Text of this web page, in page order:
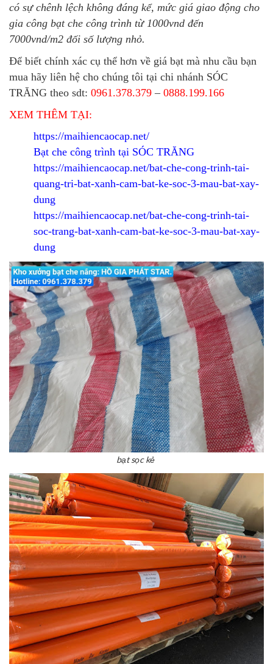
có sự chênh lệch không đáng kể, mức giá giao động cho
gia công bạt che công trình từ 1000vnd đến
7000vnd/m2 đối số lượng nhỏ.
Để biết chính xác cụ thể hơn về giá bạt mà nhu cầu bạn
mua hãy liên hệ cho chúng tôi tại chi nhánh SÓC
TRĂNG theo sdt: 0961.378.379 – 0888.199.166
XEM THÊM TẠI:
https://maihiencaocap.net/
Bạt che công trình tại SÓC TRĂNG
https://maihiencaocap.net/bat-che-cong-trinh-tai-
quang-tri-bat-xanh-cam-bat-ke-soc-3-mau-bat-xay-
dung
https://maihiencaocap.net/bat-che-cong-trinh-tai-
soc-trang-bat-xanh-cam-bat-ke-soc-3-mau-bat-xay-
dung
bạt sọc kẻ